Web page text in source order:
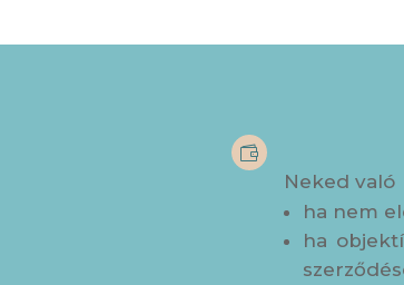

Neked való
ha nem
ha